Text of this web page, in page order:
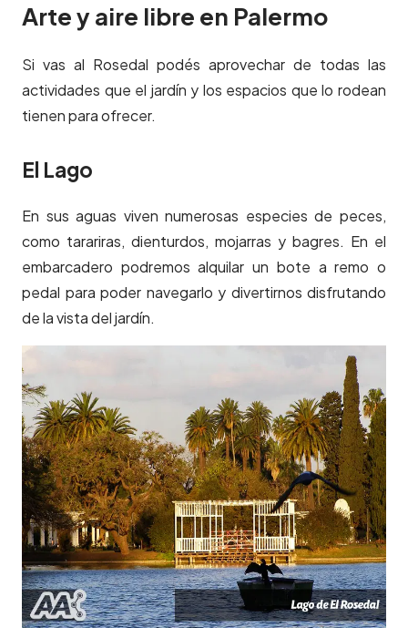
Arte y aire libre en Palermo
Si vas al Rosedal podés aprovechar de todas las
actividades que el jardín y los espacios que lo rodean
tienen para ofrecer.
El Lago
En sus aguas viven numerosas especies de peces,
como tarariras, dienturdos, mojarras y bagres. En el
embarcadero podremos alquilar un bote a remo o
pedal para poder navegarlo y divertirnos disfrutando
de la vista del jardín.